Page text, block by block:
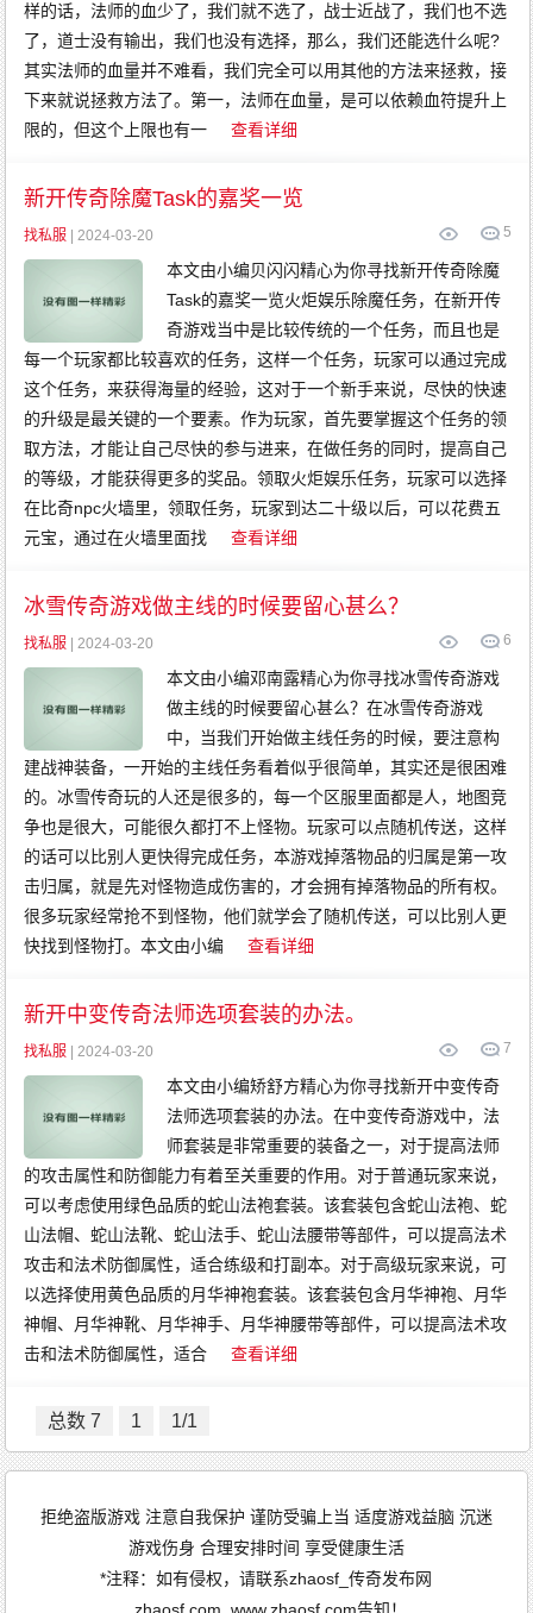
样的话，法师的血少了，我们就不选了，战士近战了，我们也不选
了，道士没有输出，我们也没有选择，那么，我们还能选什么呢?
其实法师的血量并不难看，我们完全可以用其他的方法来拯救，接
下来就说拯救方法了。第一，法师在血量，是可以依赖血符提升上
限的，但这个上限也有一
查看详细
新开传奇除魔Task的嘉奖一览
5
找私服 | 2024-03-20
本文由小编贝闪闪精心为你寻找新开传奇除魔
Task的嘉奖一览火炬娱乐除魔任务，在新开传
奇游戏当中是比较传统的一个任务，而且也是
每一个玩家都比较喜欢的任务，这样一个任务，玩家可以通过完成
这个任务，来获得海量的经验，这对于一个新手来说，尽快的快速
的升级是最关键的一个要素。作为玩家，首先要掌握这个任务的领
取方法，才能让自己尽快的参与进来，在做任务的同时，提高自己
的等级，才能获得更多的奖品。领取火炬娱乐任务，玩家可以选择
在比奇npc火墙里，领取任务，玩家到达二十级以后，可以花费五
元宝，通过在火墙里面找
查看详细
冰雪传奇游戏做主线的时候要留心甚么？
6
找私服 | 2024-03-20
本文由小编邓南露精心为你寻找冰雪传奇游戏
做主线的时候要留心甚么？在冰雪传奇游戏
中，当我们开始做主线任务的时候，要注意构
建战神装备，一开始的主线任务看着似乎很简单，其实还是很困难
的。冰雪传奇玩的人还是很多的，每一个区服里面都是人，地图竞
争也是很大，可能很久都打不上怪物。玩家可以点随机传送，这样
的话可以比别人更快得完成任务，本游戏掉落物品的归属是第一攻
击归属，就是先对怪物造成伤害的，才会拥有掉落物品的所有权。
很多玩家经常抢不到怪物，他们就学会了随机传送，可以比别人更
快找到怪物打。本文由小编
查看详细
新开中变传奇法师选项套装的办法。
7
找私服 | 2024-03-20
本文由小编矫舒方精心为你寻找新开中变传奇
法师选项套装的办法。在中变传奇游戏中，法
师套装是非常重要的装备之一，对于提高法师
的攻击属性和防御能力有着至关重要的作用。对于普通玩家来说，
可以考虑使用绿色品质的蛇山法袍套装。该套装包含蛇山法袍、蛇
山法帽、蛇山法靴、蛇山法手、蛇山法腰带等部件，可以提高法术
攻击和法术防御属性，适合练级和打副本。对于高级玩家来说，可
以选择使用黄色品质的月华神袍套装。该套装包含月华神袍、月华
神帽、月华神靴、月华神手、月华神腰带等部件，可以提高法术攻
击和法术防御属性，适合
查看详细
总数 7 1 1/1
拒绝盗版游戏 注意自我保护 谨防受骗上当 适度游戏益脑 沉迷
游戏伤身 合理安排时间 享受健康生活
*注释：如有侵权，请联系zhaosf_传奇发布网